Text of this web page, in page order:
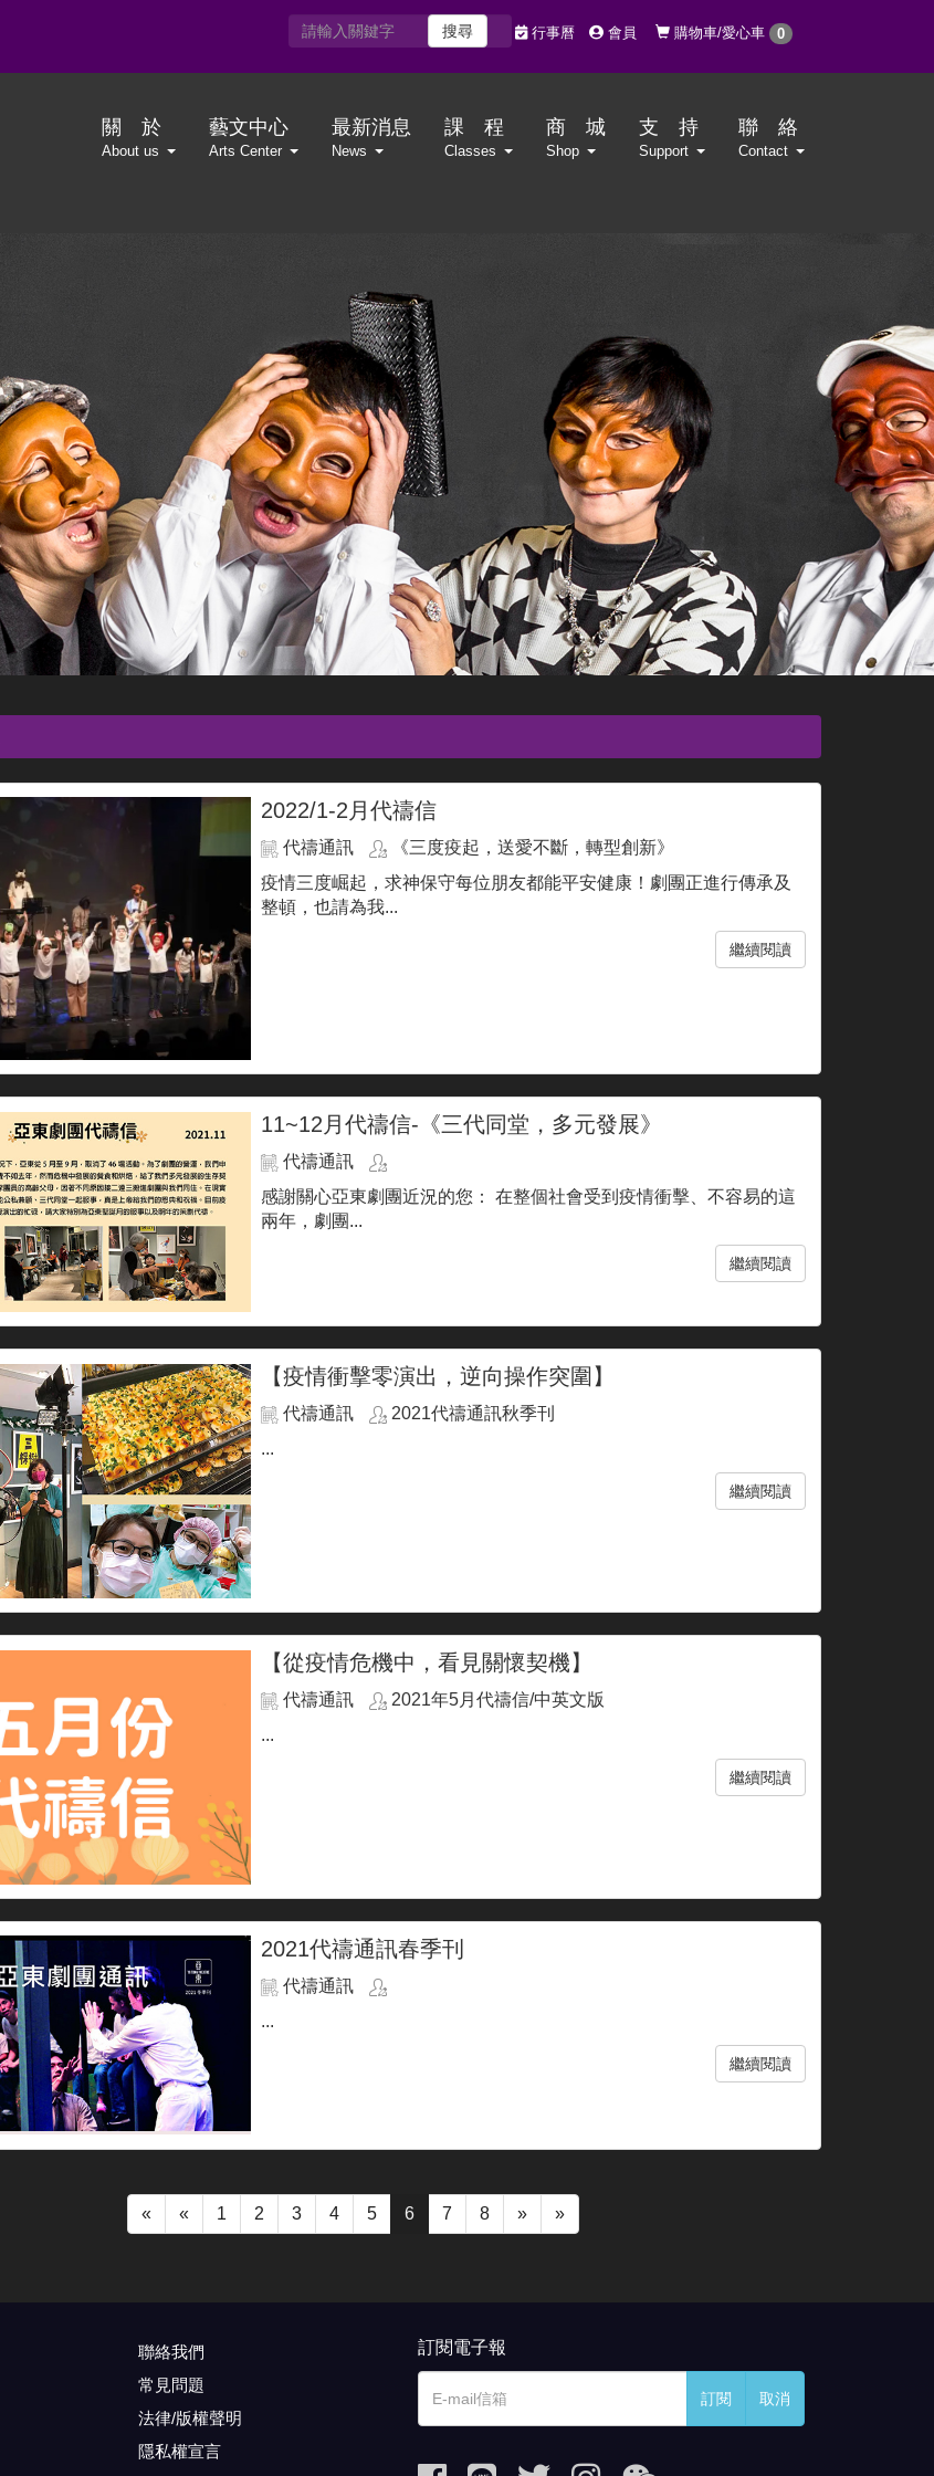
購物車/愛心車 0
行事曆 會員
搜尋
關 於
About us
藝文中心
Arts Center
最新消息
News
課 程
Classes
商 城
Shop
支 持
Support
聯 絡
Contact
2022/1-2月代禱信
代禱通訊
《三度疫起，送愛不斷，轉型創新》
疫情三度崛起，求神保守每位朋友都能平安健康！劇團正進行傳承及
整頓，也請為我...
繼續閱讀
11~12月代禱信-《三代同堂，多元發展》
代禱通訊
感謝關心亞東劇團近況的您： 在整個社會受到疫情衝擊、不容易的這
兩年，劇團...
繼續閱讀
【疫情衝擊零演出，逆向操作突圍】
代禱通訊
2021代禱通訊秋季刊
...
繼續閱讀
【從疫情危機中，看見關懷契機】
代禱通訊
2021年5月代禱信/中英文版
...
繼續閱讀
2021代禱通訊春季刊
代禱通訊
...
繼續閱讀
« « 1 2 3 4 5 6 7 8 » »
聯絡我們
常見問題
法律/版權聲明
隱私權宣言
訂閱電子報
訂閱 取消